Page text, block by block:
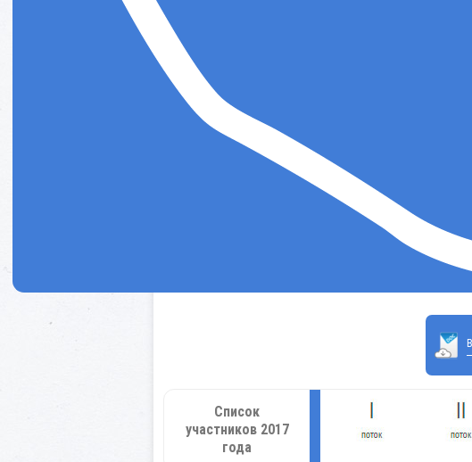
Список
участников 2017
года